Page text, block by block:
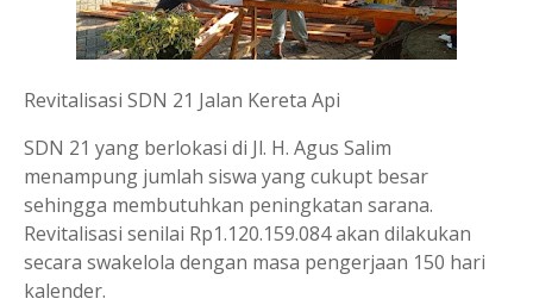
Revitalisasi SDN 21 Jalan Kereta Api
SDN 21 yang berlokasi di Jl. H. Agus Salim
menampung jumlah siswa yang cukupt besar
sehingga membutuhkan peningkatan sarana.
Revitalisasi senilai Rp1.120.159.084 akan dilakukan
secara swakelola dengan masa pengerjaan 150 hari
kalender.